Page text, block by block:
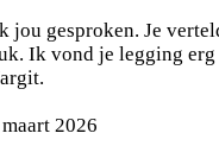
jou gesproken. Je
Ik vond je legging
2026